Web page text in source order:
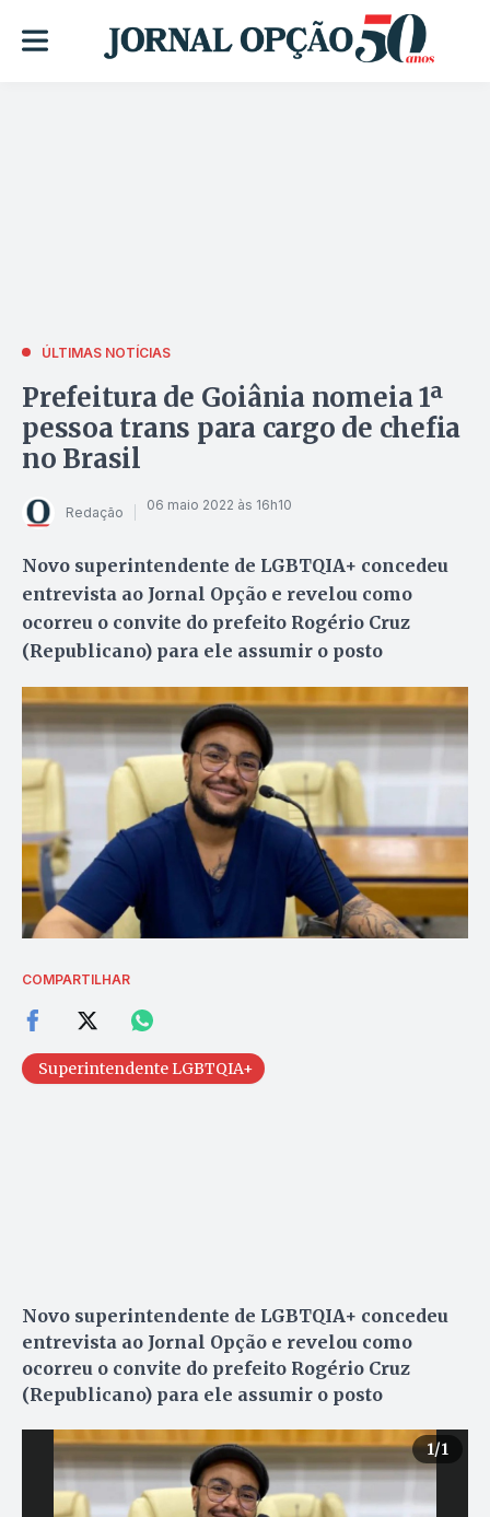
ÚLTIMAS NOTÍCIAS
Prefeitura de Goiânia nomeia 1ª
pessoa trans para cargo de chefia
no Brasil
Redação 06 maio 2022 às 16h10
Novo superintendente de LGBTQIA+ concedeu
entrevista ao Jornal Opção e revelou como
ocorreu o convite do prefeito Rogério Cruz
(Republicano) para ele assumir o posto
COMPARTILHAR
Superintendente LGBTQIA+
Novo superintendente de LGBTQIA+ concedeu
entrevista ao Jornal Opção e revelou como
ocorreu o convite do prefeito Rogério Cruz
(Republicano) para ele assumir o posto
1/1